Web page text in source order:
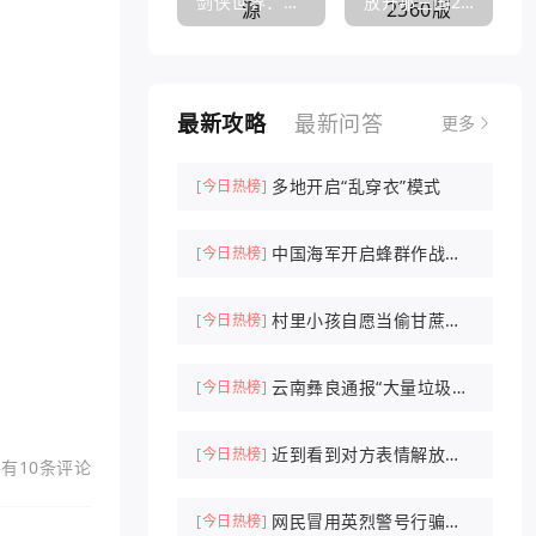
10条评论
最新攻略 最新问答 更多
[今日热榜] 多地开启“乱穿衣”模式
[今日热榜] 中国海军开启蜂群作战时
[今日热榜] 村里小孩自愿当偷甘蔗农
[今日热榜] 云南彝良通报“大量垃圾倾
[今日热榜] 近到看到对方表情解放军
[今日热榜] 网民冒用英烈警号行骗被